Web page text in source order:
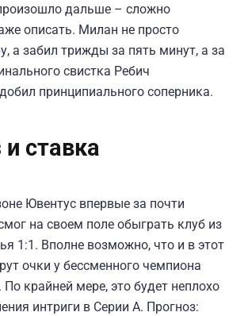
дальше – сложно
описать. Милан не просто
а забил трижды за пять минут, а за
свистка Ребич
принципиального соперника.
ставка
Ювентус впервые за почти
на своем поле обыграть клуб из
1:1. Вполне возможно, что и в этот
очки у бессменного чемпиона
По крайней мере, это будет неплохо
интриги в Серии А. Прогноз: